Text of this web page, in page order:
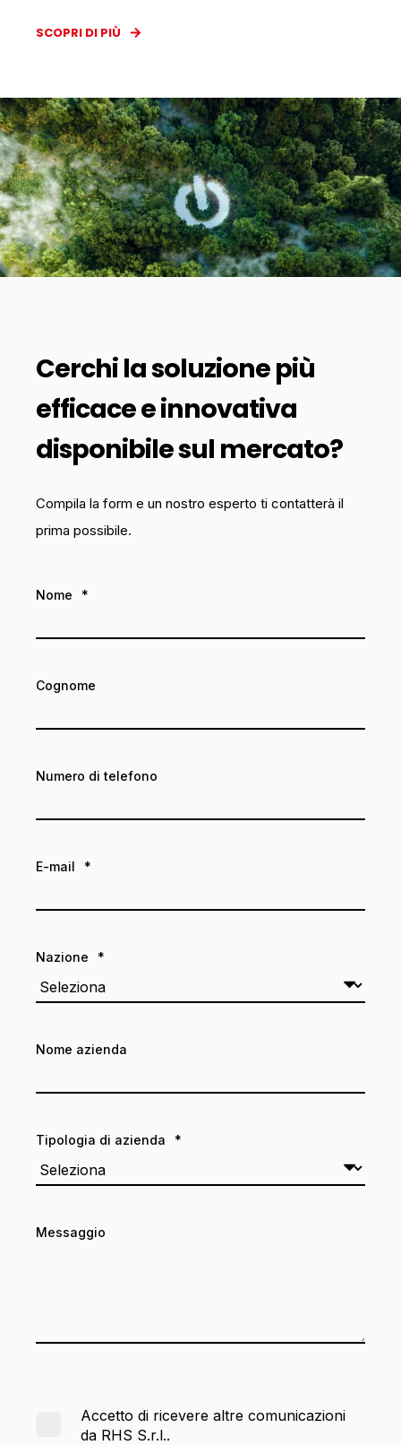
SCOPRI DI PIÙ
Cerchi la soluzione più
efficace e innovativa
disponibile sul mercato?
Compila la form e un nostro esperto ti contatterà il
prima possibile.
Nome *
Cognome
Numero di telefono
E-mail *
Nazione *
Nome azienda
Tipologia di azienda *
Messaggio
Accetto di ricevere altre comunicazioni
da RHS S.r.l..